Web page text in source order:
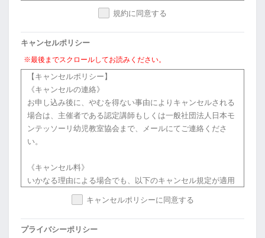
受講者は、申し込み書等に記載された受講料を、認定講師所
定の方法により所定の期日までに、協会に対して支払うもの
とします。
【著作物】
本講座で使用されるテキスト等の著作物を複製（コピー等）
し、または自らで制作する著作物に引用することを禁じま
す。
【秘密保持】
並びに他の受講者より開示されたそのプライバシーに関わる
情報を秘密として扱うものとし、これらの情報を使用し、又
は第三者に開示することを禁じます。
※例：個人が特定できてしまうようなプライバシーにかかわ
の注意を払ってください。
規約に同意する
キャンセルポリシー
※最後までスクロールしてお読みください。
【キャンセルポリシー】
《キャンセルの連絡》
お申し込み後に、やむを得ない事由によりキャンセルされる
場合は、主催者である認定講師もしくは一般社団法人日本モ
ンテッソーリ幼児教室協会まで、メールにてご連絡くださ
い。
《キャンセル料》
いかなる理由による場合でも、以下のキャンセル規定が適用
ご返金時には、所定のキャンセル料・振込手数料・決済手数
料を差し引いた金額をお戻しします。
※複数日開催の講座の場合は、初回開催日を「開催日」とみ
キャンセルポリシーに同意する
プライバシーポリシー